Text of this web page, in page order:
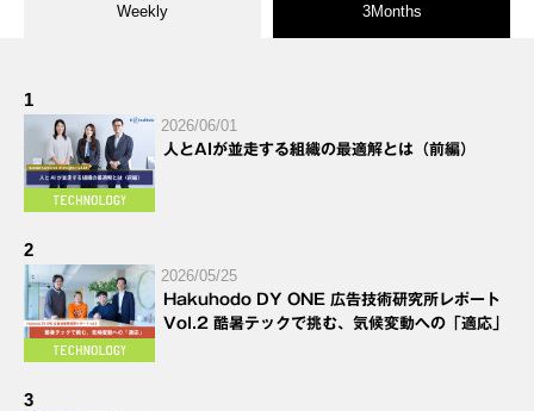
Weekly 3Months
1
2026/06/01
人とAIが並走する組織の最適解とは（前編）
2
2026/05/25
Hakuhodo DY ONE 広告技術研究所レポート
Vol.2 酷暑テックで挑む、気候変動への「適応」
3